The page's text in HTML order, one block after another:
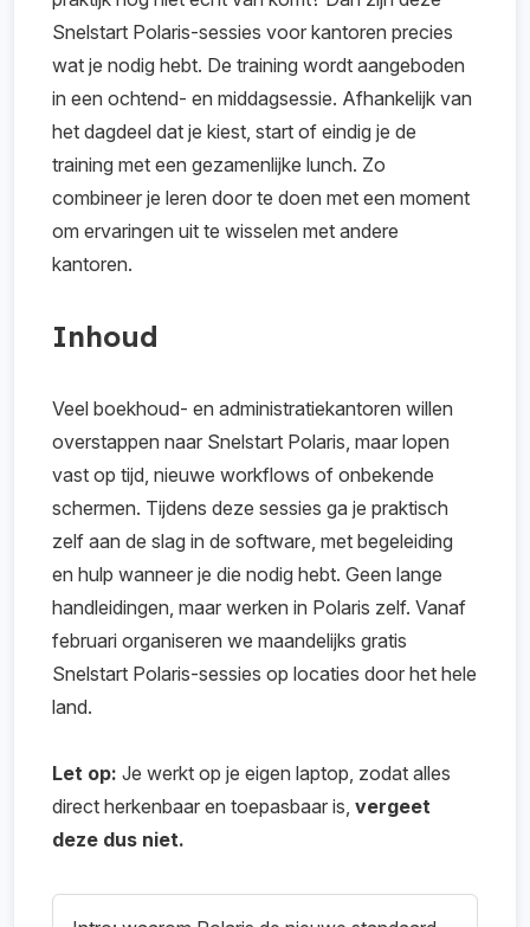
Snelstart Polaris-sessies voor kantoren precies
wat je nodig hebt. De training wordt aangeboden
in een ochtend- en middagsessie. Afhankelijk van
het dagdeel dat je kiest, start of eindig je de
training met een gezamenlijke lunch. Zo
combineer je leren door te doen met een moment
om ervaringen uit te wisselen met andere
kantoren.
Inhoud
Veel boekhoud- en administratiekantoren willen
overstappen naar Snelstart Polaris, maar lopen
vast op tijd, nieuwe workflows of onbekende
schermen. Tijdens deze sessies ga je praktisch
zelf aan de slag in de software, met begeleiding
en hulp wanneer je die nodig hebt. Geen lange
handleidingen, maar werken in Polaris zelf. Vanaf
februari organiseren we maandelijks gratis
Snelstart Polaris-sessies op locaties door het hele
land.
Let op: Je werkt op je eigen laptop, zodat alles
direct herkenbaar en toepasbaar is, vergeet
deze dus niet.